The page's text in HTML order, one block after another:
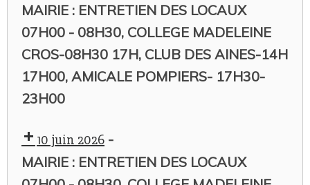
MAIRIE : ENTRETIEN DES LOCAUX
07H00 - 08H30, COLLEGE MADELEINE
CROS-08H30 17H, CLUB DES AINES-14H
17H00, AMICALE POMPIERS- 17H30-
23H00
10 juin 2026 -
MAIRIE : ENTRETIEN DES LOCAUX